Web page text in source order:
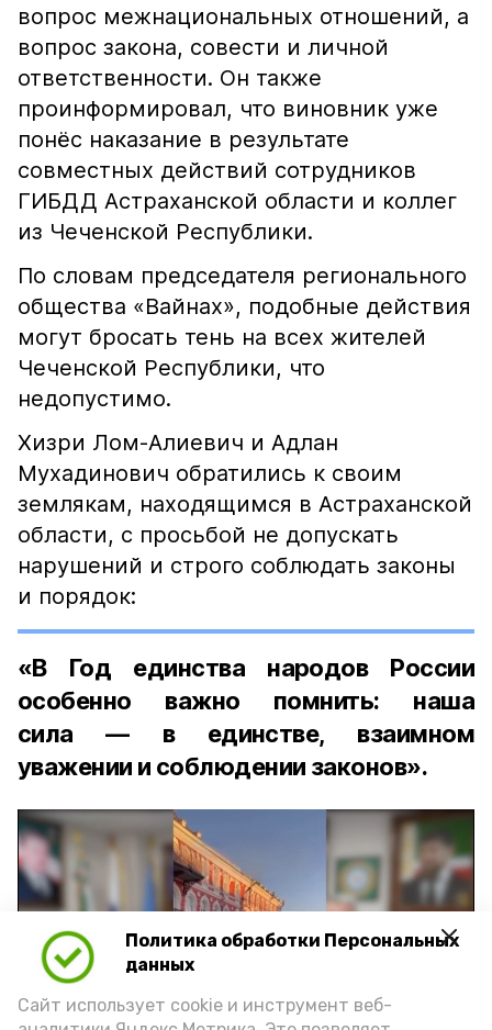
Политика обработки Персональных
данных
Сайт использует cookie и инструмент веб-
вопрос межнациональных отношений, а
вопрос закона, совести и личной
ответственности. Он также
проинформировал, что виновник уже
понёс наказание в результате
совместных действий сотрудников
ГИБДД Астраханской области и коллег
из Чеченской Республики.
По словам председателя регионального
общества «Вайнах», подобные действия
могут бросать тень на всех жителей
Чеченской Республики, что
недопустимо.
Хизри Лом-Алиевич и Адлан
Мухадинович обратились к своим
землякам, находящимся в Астраханской
области, с просьбой не допускать
нарушений и строго соблюдать законы
и порядок:
«В Год единства народов России
особенно важно помнить: наша
сила — в единстве, взаимном
уважении и соблюдении законов».
Play
Video